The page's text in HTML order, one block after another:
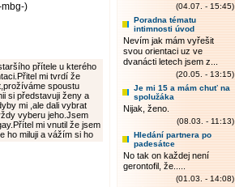
)
přítele u kterého
mi tvrdí že
spoustu
si představuji ženy a
mi ,ale dali vybrat
vyberu jeho.Jsem
mi vnutil že jsem
ho miluji a vážím si ho
(04.07. - 15:45)
Poradna tématu
intimnosti úvod
Nevím jak mám vyřešit
svou orientaci uz ve
dvanácti letech jsem z...
(20.05. - 13:15)
Je mi 15 a mám chuť na
spolužáka
Nijak, ženo.
(08.03. - 11:13)
Hledání partnera po
padesátce
No tak on každej není
gerontofil, že.....
(01.03. - 14:08)